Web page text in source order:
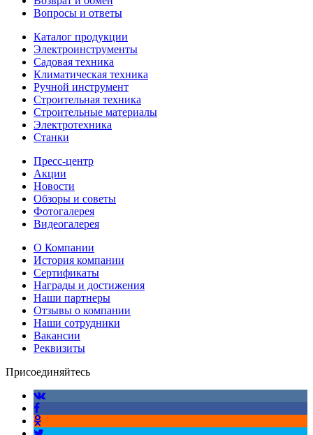
Вопросы и ответы
Каталог продукции
Электроинструменты
Садовая техника
Климатическая техника
Ручной инструмент
Строительная техника
Строительные материалы
Электротехника
Станки
Пресс-центр
Акции
Новости
Обзоры и советы
Фотогалерея
Видеогалерея
О Компании
История компании
Сертификаты
Награды и достижения
Наши партнеры
Отзывы о компании
Наши сотрудники
Вакансии
Реквизиты
Присоединяйтесь